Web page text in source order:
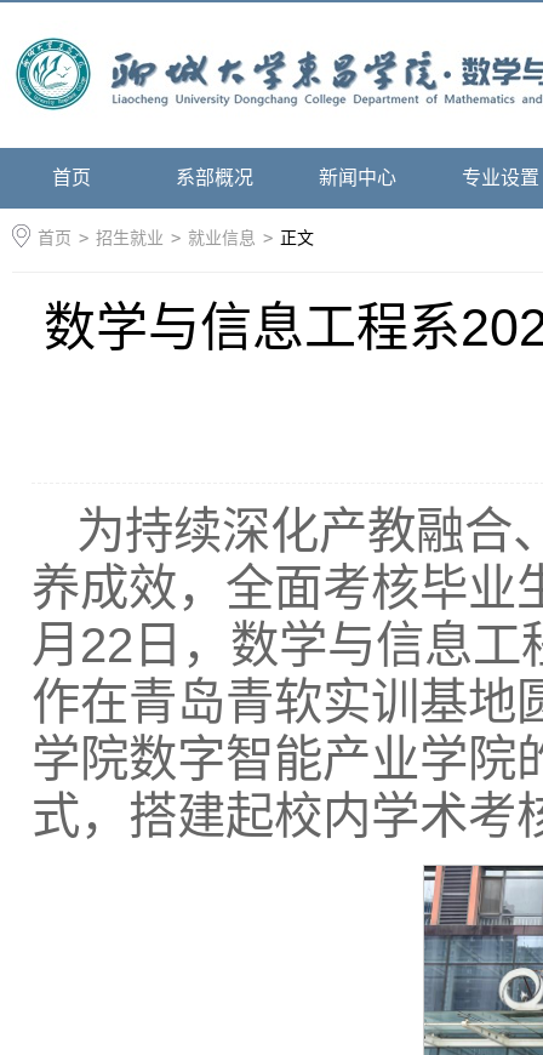
首页 系部概况 新闻中心 专业设置
首页 > 招生就业 > 就业信息 > 正文
数学与信息工程系
为持续深化产教融合
养成效，全面考核毕业
月22日，数学与信息
作在青岛青软实训基地
学院数字智能产业学院
式，搭建起校内学术考